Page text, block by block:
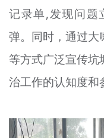
记录单,发现问题
弹。同时，通过大
等方式广泛宣传坑
治工作的认知度和